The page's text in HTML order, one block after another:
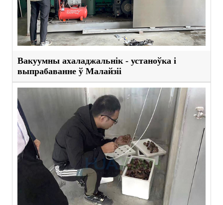
Вакуумны ахаладжальнік - устаноўка і
выпрабаванне ў Малайзіі